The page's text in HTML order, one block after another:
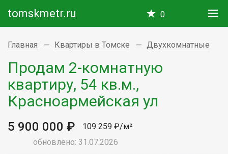
tomskmetr.ru 0
Главная Квартиры в Томске Двухкомнатные
Продам 2-комнатную
квартиру, 54 кв.м.,
Красноармейская ул
5 900 000 ₽
109 259 ₽/м²
обновлено: 31.07.2026